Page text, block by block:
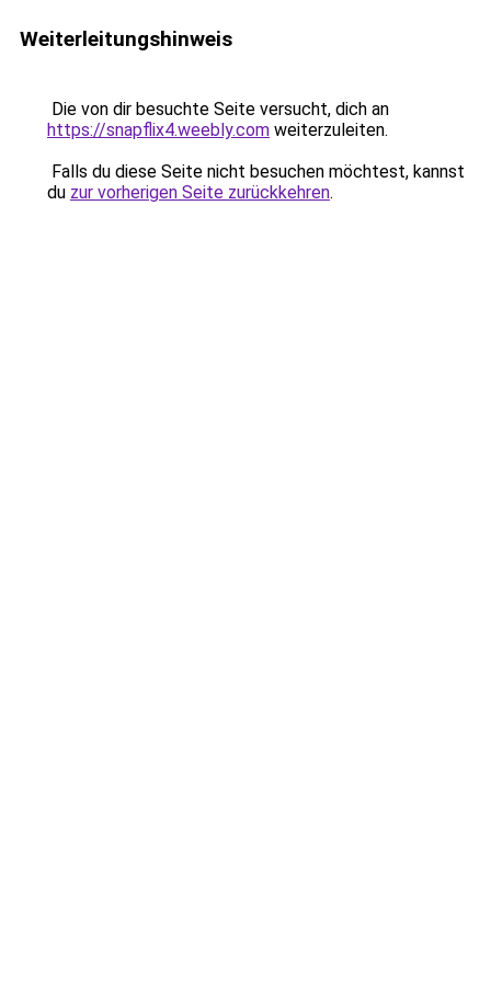
Weiterleitungshinweis
Die von dir besuchte Seite versucht, dich an
https://snapflix4.weebly.com weiterzuleiten.
Falls du diese Seite nicht besuchen möchtest, kannst
du zur vorherigen Seite zurückkehren.